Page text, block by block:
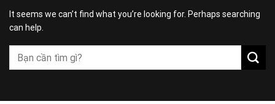
It seems we can’t find what you’re looking for. Perhaps searching
can help.